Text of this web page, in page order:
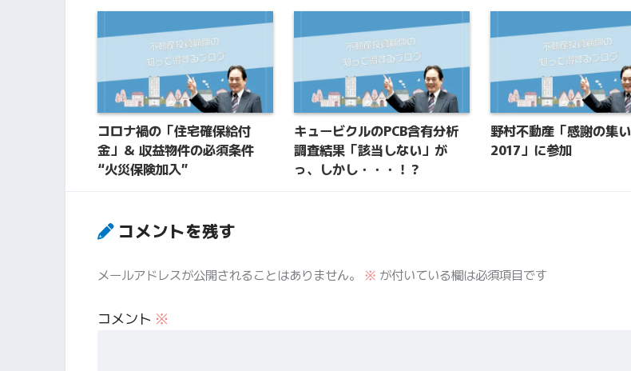
コロナ禍の「住宅確保給付
金」＆ 収益物件の必須条件
“火災保険加入”
キュービクルのPCB含有分析
調査結果「該当しない」が
っ、しかし・・・！？
野村不動産「感謝の集い
2017」に参加
コメントを残す
メールアドレスが公開されることはありません。 ※ が付いている欄は必須項目です
コメント ※